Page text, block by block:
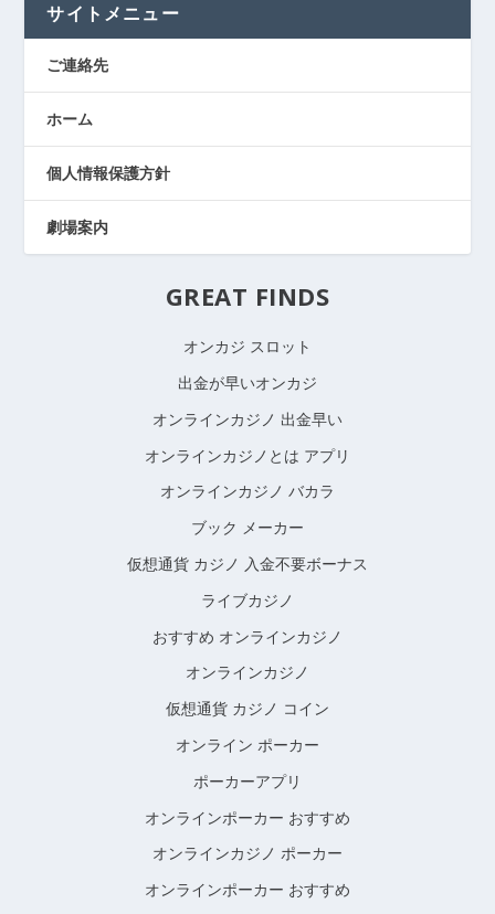
サイトメニュー
ご連絡先
ホーム
個人情報保護方針
劇場案内
GREAT FINDS
オンカジ スロット
出金が早いオンカジ
オンラインカジノ 出金早い
オンラインカジノとは アプリ
オンラインカジノ バカラ
ブック メーカー
仮想通貨 カジノ 入金不要ボーナス
ライブカジノ
おすすめ オンラインカジノ
オンラインカジノ
仮想通貨 カジノ コイン
オンライン ポーカー
ポーカーアプリ
オンラインポーカー おすすめ
オンラインカジノ ポーカー
オンラインポーカー おすすめ